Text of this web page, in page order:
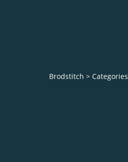
Brodstitch > Categories